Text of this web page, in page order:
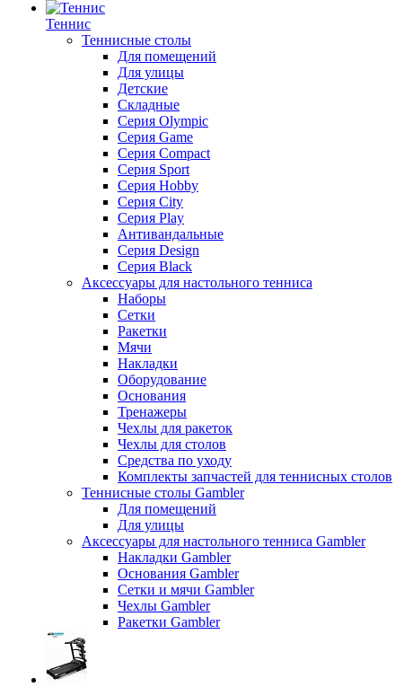
Теннис
Теннисные столы
Для помещений
Для улицы
Детские
Складные
Серия Olympic
Серия Game
Серия Compact
Серия Sport
Серия Hobby
Серия City
Серия Play
Антивандальные
Серия Design
Серия Black
Аксессуары для настольного тенниса
Наборы
Сетки
Ракетки
Мячи
Накладки
Оборудование
Основания
Тренажеры
Чехлы для ракеток
Чехлы для столов
Средства по уходу
Комплекты запчастей для теннисных столов
Теннисные столы Gambler
Для помещений
Для улицы
Аксессуары для настольного тенниса Gambler
Накладки Gambler
Основания Gambler
Сетки и мячи Gambler
Чехлы Gambler
Ракетки Gambler